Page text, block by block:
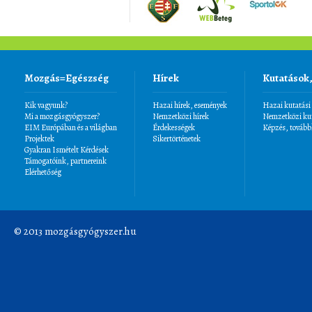
Mozgás=Egészség
Kik vagyunk?
Mi a mozgásgyógyszer?
EIM Európában és a világban
Projektek
Gyakran Ismételt Kérdések
Támogatóink, partnereink
Elérhetőség
Hírek
Hazai hírek, események
Nemzetközi hírek
Érdekességek
Sikertörténetek
Hazai kutatási
Nemzetközi
Képzés,
© 2013 mozgásgyógyszer.hu